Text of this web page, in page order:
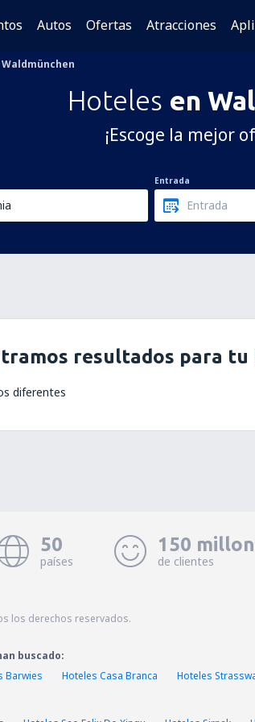
Autos Ofertas Atracciones
Waldmünchen
Hoteles en
¡Escoge la mejor
Entrada
resultados para tu
diferentes
50
países
150
de clientes
los derechos reservados.
buscado:
Barwies Hoteles Casa Branca Hoteles